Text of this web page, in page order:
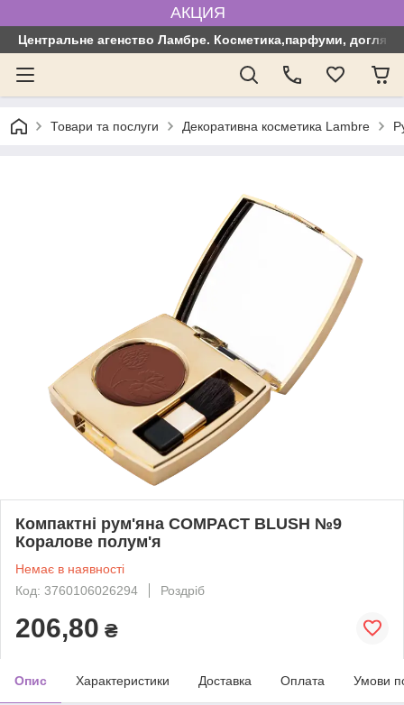
АКЦИЯ
Центральне агенство Ламбре. Косметика,парфуми, догляд
Товари та послуги Декоративна косметика Lambre
Компактні рум'яна COMPACT BLUSH №9
Коралове полум'я
Немає в наявності
Код: 3760106026294
Роздріб
206,80 ₴
Опис Характеристики Доставка Оплата Умови